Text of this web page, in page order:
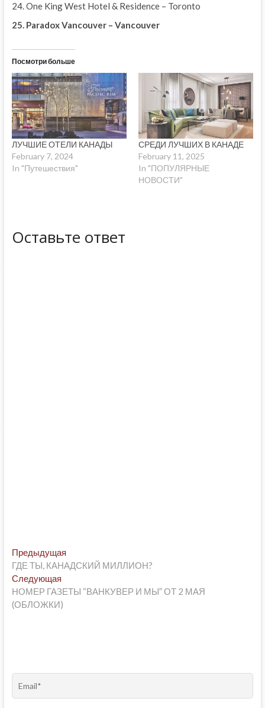
24. One King West Hotel & Residence – Toronto
25. Paradox Vancouver – Vancouver
Посмотри больше
ЛУЧШИЕ ОТЕЛИ КАНАДЫ
February 7, 2024
In "Путешествия"
СРЕДИ ЛУЧШИХ В КАНАДЕ
February 11, 2025
In "ПОПУЛЯРНЫЕ
НОВОСТИ"
Оставьте ответ
Post
navigation
ПредыдущаяПредыдущая
post:
ГДЕ ТЫ, КАНАДСКИЙ МИЛЛИОН?
СледующаяСледующая
post:
НОМЕР ГАЗЕТЫ “ВАНКУВЕР И МЫ” ОТ 2 МАЯ
(ОБЛОЖКИ)